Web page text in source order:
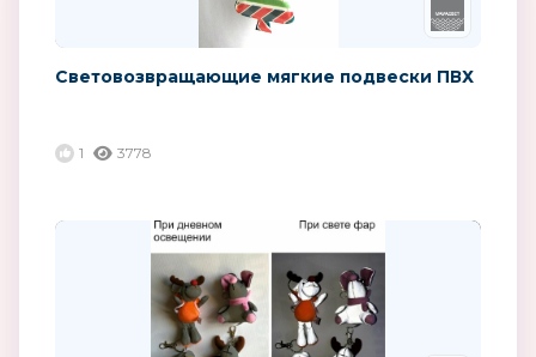
Световозвращающие мягкие подвески ПВХ
1 3778